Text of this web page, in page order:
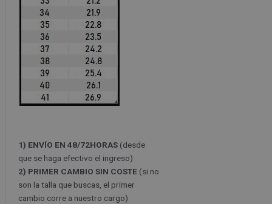
1) ENVÍO EN 48/72HORAS(desde
que se haga efectivo el ingreso)
2) PRIMER CAMBIO SIN COSTE(si no
son la talla que buscas, el primer
cambio corre a nuestro cargo)